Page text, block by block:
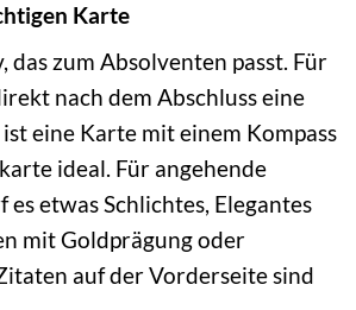
Karte
das zum Absolventen passt. Für
nach dem Abschluss eine
eine Karte mit einem Kompass
ideal. Für angehende
etwas Schlichtes, Elegantes
mit Goldprägung oder
auf der Vorderseite sind